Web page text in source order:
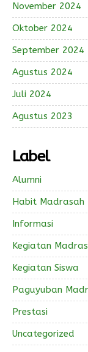
November 2024
Oktober 2024
September 2024
Agustus 2024
Juli 2024
Agustus 2023
Label
Alumni
Habit Madrasah
Informasi
Kegiatan
Kegiatan Siswa
Paguyuban
Prestasi
Uncategorized